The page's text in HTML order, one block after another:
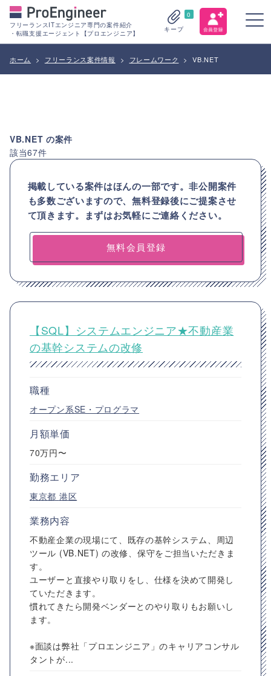
フリーランスITエンジニア専門の案件紹介
・転職支援エージェント【プロエンジニア】
0
キープ
ホーム > フリーランス案件情報 > フレームワーク > VB.NET
VB.NET の案件
該当67件
掲載している案件はほんの一部です。非公開案件
も多数ございますので、無料登録後にご提案させ
て頂きます。まずはお気軽にご連絡ください。
無料会員登録
【SQL】システムエンジニア★不動産業
の基幹システムの改修
職種
オープン系SE・プログラマ
月額単価
70万円〜
勤務エリア
東京都 港区
業務内容
不動産企業の現場にて、既存の基幹システム、周辺
ツール (VB.NET) の改修、保守をご担当いただきま
す。
ユーザーと直接やり取りをし、仕様を決めて開発し
ていただきます。
慣れてきたら開発ベンダーとのやり取りもお願いし
ます。
※面談は弊社「プロエンジニア」のキャリアコンサル
タントが...